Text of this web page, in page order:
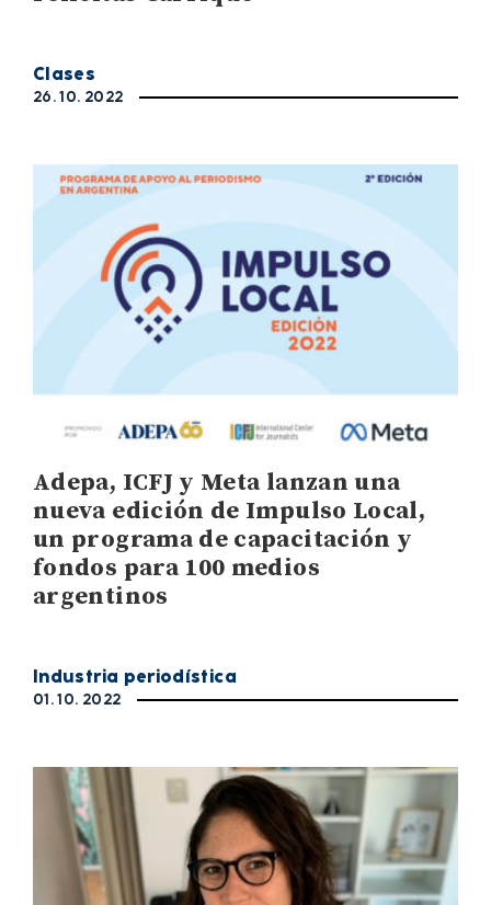
Clases
26. 10. 2022
Adepa, ICFJ y Meta lanzan una
nueva edición de Impulso Local,
un programa de capacitación y
fondos para 100 medios
argentinos
Industria periodística
01. 10. 2022